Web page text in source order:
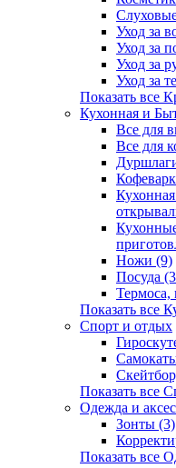
Уход за
Уход за
Уход за
Уход за
Показать все
Кухонная и
Все для
Все для
Ножи (9)
Посуда
Показать все
Спорт и отдых
Показать все
Одежда и
Зонты (3)
Показать все